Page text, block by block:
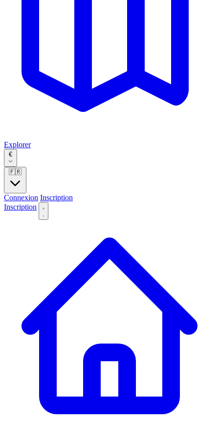
Explorer
€
🇫🇷
Connexion Inscription
Inscription